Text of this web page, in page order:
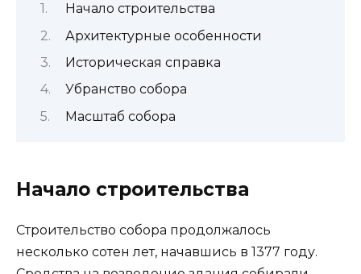
Начало строительства
Архитектурные особенности
Историческая справка
Убранство собора
Масштаб собора
Начало строительства
Строительство собора продолжалось
несколько сотен лет, начавшись в 1377 году.